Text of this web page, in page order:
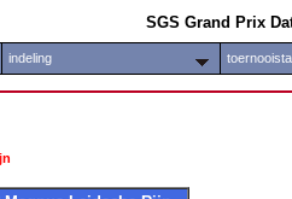
SGS Grand Prix
indeling